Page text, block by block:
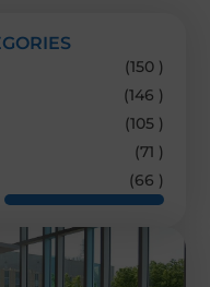
(150 )
(146 )
(105 )
(71 )
(66 )